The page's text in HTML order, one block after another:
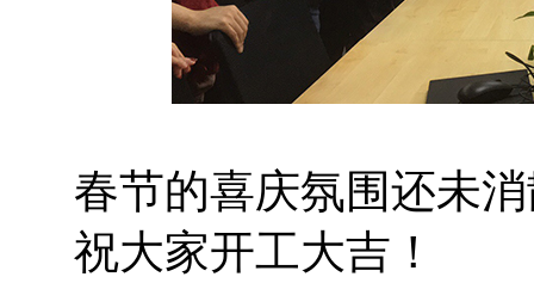
春节的喜庆氛围还未
祝大家开工大吉！